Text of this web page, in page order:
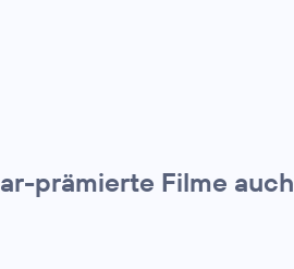
prämierte Filme auch